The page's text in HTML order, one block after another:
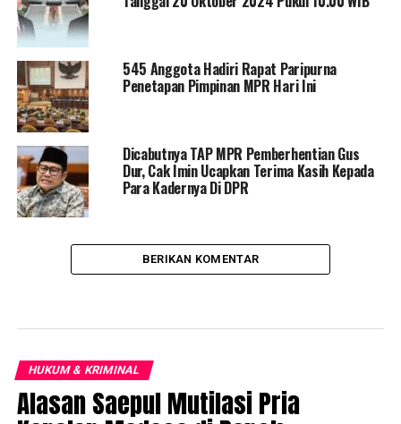
545 Anggota Hadiri Rapat Paripurna
Penetapan Pimpinan MPR Hari Ini
Dicabutnya TAP MPR Pemberhentian Gus
Dur, Cak Imin Ucapkan Terima Kasih Kepada
Para Kadernya Di DPR
BERIKAN KOMENTAR
HUKUM & KRIMINAL
Alasan Saepul Mutilasi Pria